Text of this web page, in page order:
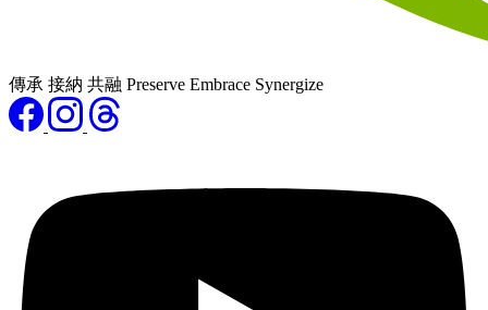
傳承 接納 共融 Preserve Embrace Synergize